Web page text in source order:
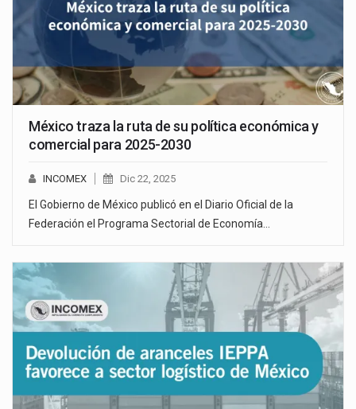
México traza la ruta de su política económica y
comercial para 2025-2030
INCOMEX Dic 22, 2025
El Gobierno de México publicó en el Diario Oficial de la
Federación el Programa Sectorial de Economía…